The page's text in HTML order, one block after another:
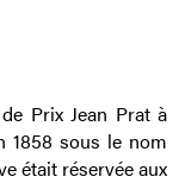
Prix Jean Prat à
1858 sous le nom
était réservée aux